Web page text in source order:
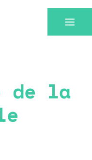
de la